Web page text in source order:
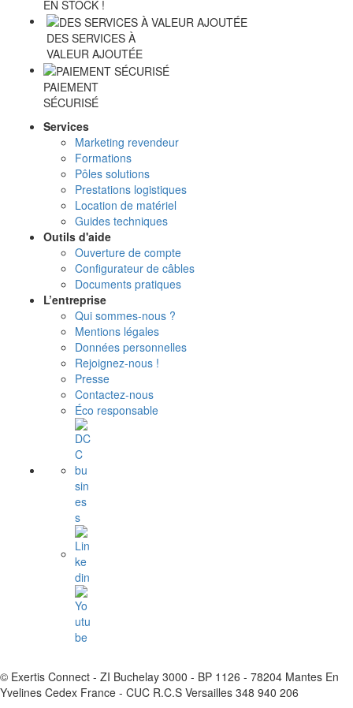
EN STOCK !
DES SERVICES À
VALEUR AJOUTÉE
PAIEMENT
SÉCURISÉ
Services
Marketing revendeur
Formations
Pôles solutions
Prestations logistiques
Location de matériel
Guides techniques
Outils d'aide
Ouverture de compte
Configurateur de câbles
Documents pratiques
L’entreprise
Qui sommes-nous ?
Mentions légales
Données personnelles
Rejoignez-nous !
Presse
Contactez-nous
Éco responsable
© Exertis Connect - ZI Buchelay 3000 - BP 1126 - 78204 Mantes En
Yvelines Cedex France - CUC R.C.S Versailles 348 940 206